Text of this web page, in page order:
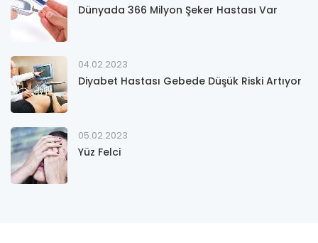
Dünyada 366 Milyon Şeker Hastası Var
04.02.2023
Diyabet Hastası Gebede Düşük Riski Artıyor
05.02.2023
Yüz Felci